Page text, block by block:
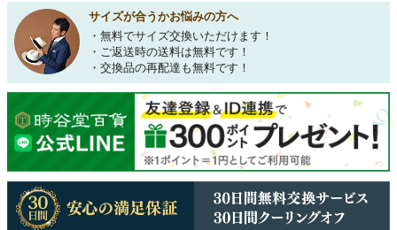
サイズが合うかお悩みの方へ
・無料でサイズ交換いただけます！
・ご返送時の送料は無料です！
・交換品の再配達も無料です！